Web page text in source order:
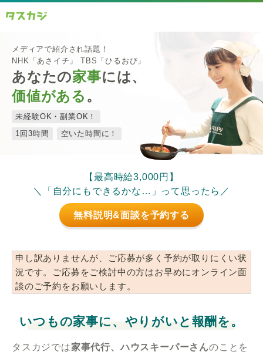
メディアで紹介され話題！
NHK「あさイチ」 TBS「ひるおび」
あなたの家事には、
価値がある 。
未経験OK・副業OK！
1回3時間
空いた時間に！
【最高時給3,000円】
＼「自分にもできるかな…」って思ったら／
無料説明&面談を予約する
申し訳ありませんが、ご応募が多く予約が取りにくい状
況です。ご応募をご検討中の方はお早めにオンライン面
談のご予約をお願いします。
いつもの家事に、やりがいと報酬を。
タスカジでは家事代行、ハウスキーパーさんのことを